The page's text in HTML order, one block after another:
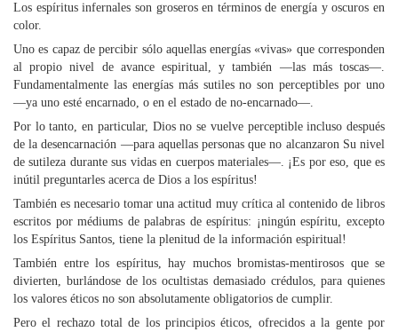
Los espíritus infernales son groseros en términos de energía y oscuros en
color.
Uno es capaz de percibir sólo aquellas energías «vivas» que corresponden
al propio nivel de avance espiritual, y también —las más toscas—.
Fundamentalmente las energías más sutiles no son perceptibles por uno
—ya uno esté encarnado, o en el estado de no-encarnado—.
Por lo tanto, en particular, Dios no se vuelve perceptible incluso después
de la desencarnación —para aquellas personas que no alcanzaron Su nivel
de sutileza durante sus vidas en cuerpos materiales—. ¡Es por eso, que es
inútil preguntarles acerca de Dios a los espíritus!
También es necesario tomar una actitud muy crítica al contenido de libros
escritos por médiums de palabras de espíritus: ¡ningún espíritu, excepto
los Espíritus Santos, tiene la plenitud de la información espiritual!
También entre los espíritus, hay muchos bromistas-mentirosos que se
divierten, burlándose de los ocultistas demasiado crédulos, para quienes
los valores éticos no son absolutamente obligatorios de cumplir.
Pero el rechazo total de los principios éticos, ofrecidos a la gente por